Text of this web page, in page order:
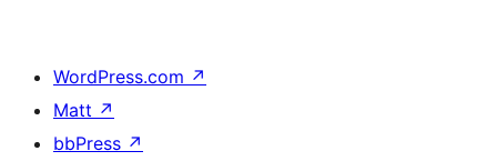
WordPress.com ↗
Matt ↗
bbPress ↗